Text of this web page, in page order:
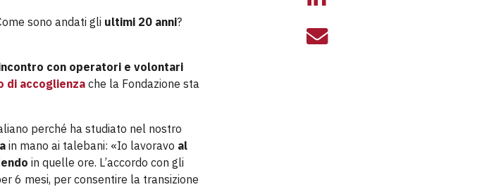
sono andati gli ultimi 20 anni?
con operatori e volontari
di accoglienzache la Fondazione sta
perché ha studiato nel nostro
in mano ai talebani: «Io lavoravo al
in quelle ore. L’accordo con gli
6 mesi, per consentire la transizione
UN INCONTRO